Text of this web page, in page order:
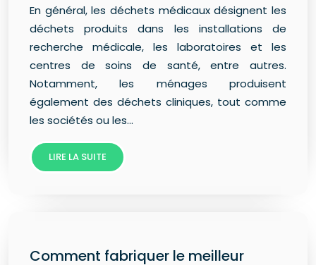
En général, les déchets médicaux désignent les
déchets produits dans les installations de
recherche médicale, les laboratoires et les
centres de soins de santé, entre autres.
Notamment, les ménages produisent
également des déchets cliniques, tout comme
les sociétés ou les…
LIRE LA SUITE
Comment fabriquer le meilleur